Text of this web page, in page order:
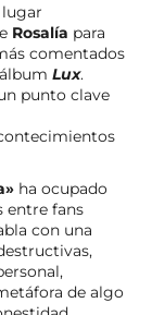
Rosalía para
comentados
Lux.
punto clave
ha ocupado
entre fans
con una
de algo